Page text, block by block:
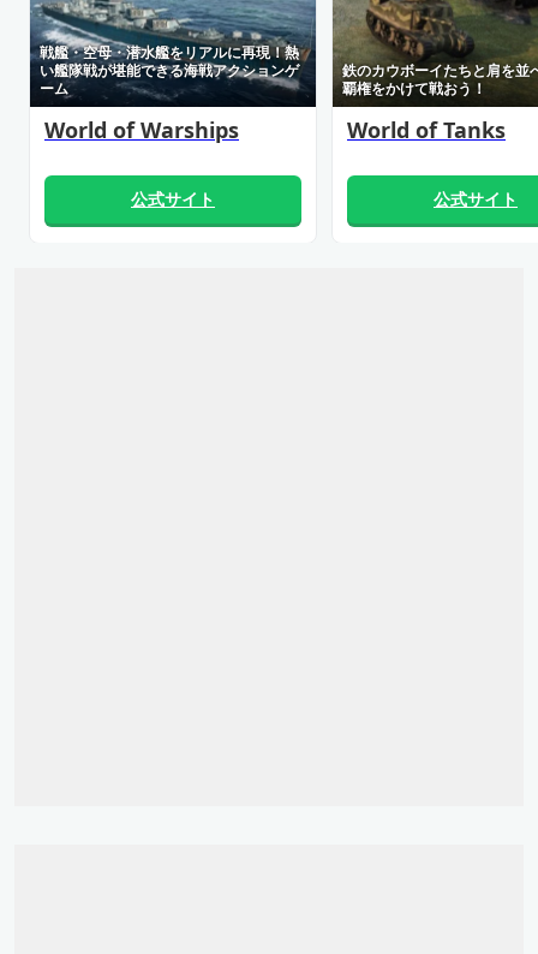
World of Warships
戦艦・空母・潜水艦をリアルに再現！熱
い艦隊戦が堪能できる海戦アクションゲ
ーム
公式サイト
World of Tanks
鉄のカウボーイたちと肩を並
覇権をかけて戦おう！
公式サイト